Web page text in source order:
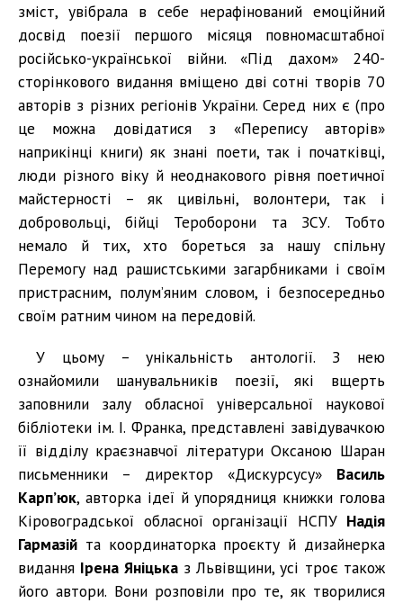
зміст, увібрала в себе нерафінований емоційний
досвід поезії першого місяця повномасштабної
російсько-української війни. «Під дахом» 240-
сторінкового видання вміщено дві сотні творів 70
авторів з різних регіонів України. Серед них є (про
це можна довідатися з «Перепису авторів»
наприкінці книги) як знані поети, так і початківці,
люди різного віку й неоднакового рівня поетичної
майстерності – як цивільні, волонтери, так і
добровольці, бійці Тероборони та ЗСУ. Тобто
немало й тих, хто бореться за нашу спільну
Перемогу над рашистськими загарбниками і своїм
пристрасним, полум’яним словом, і безпосередньо
своїм ратним чином на передовій.
У цьому – унікальність антології. З нею
ознайомили шанувальників поезії, які вщерть
заповнили залу обласної універсальної наукової
бібліотеки ім. І. Франка, представлені завідувачкою
її відділу краєзнавчої літератури Оксаною Шаран
письменники – директор «Дискурсусу» Василь
Карп’юк, авторка ідеї й упорядниця книжки голова
Кіровоградської обласної організації НСПУ Надія
Гармазій та координаторка проєкту й дизайнерка
видання Ірена Яніцьказ Львівщини, усі троє також
його автори. Вони розповіли про те, як творилися